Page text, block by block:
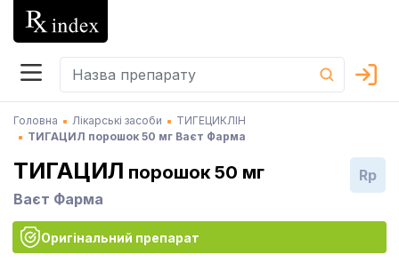
Головна Лікарські засоби
ТИГЕЦИКЛІН
ТИГАЦИЛ порошок 50 мг Ваєт Фарма
ТИГАЦИЛ порошок 50 мг
Ваєт Фарма
Rp
Оригінальний препарат